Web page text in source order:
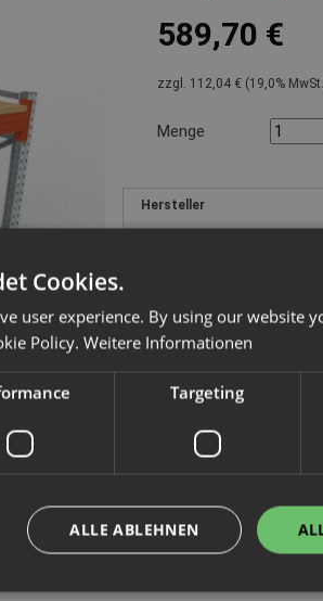
589,70 €
zzgl. 112,04 € (19,0%
Menge
Hersteller
Wir weisen darauf hin,
Produkt ausschließlich für
Verbraucher i.S. v. § 13
Im Sortiment seit: 12.01.2021
Cookies.
user experience. By using our website
Policy. Weitere Informationen
Targeting
ALLE ABLEHNEN